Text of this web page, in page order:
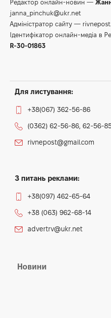
Редактор онлайн-новин —
janna_pinchuk@ukr.net
Адміністратор сайту —
Ідентифікатор онлайн-медіа в
R-30-01863
Для листування:
+38(067) 362-56-86
(0362) 62-56-86, 62-56-
rivnepost@gmail.com
З питань реклами:
+38(097) 462-65-64
+38 (063) 962-68-14
advertrv@ukr.net
Новини